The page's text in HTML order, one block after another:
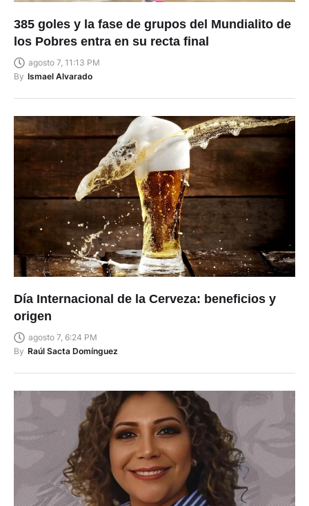
385 goles y la fase de grupos del Mundialito de
los Pobres entra en su recta final
agosto 7, 11:13 PM
By Ismael Alvarado
Día Internacional de la Cerveza: beneficios y
origen
agosto 7, 6:24 PM
By Raúl Sacta Domínguez